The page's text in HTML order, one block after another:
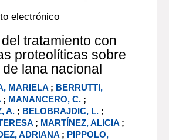
electrónico
tratamiento con
proteolíticas sobre
lana nacional
MARIELA ; BERRUTTI,
; MANANCERO, C. ;
A. ; BELOBRAJDIC, L. ;
; MARTÍNEZ, ALICIA ;
ADRIANA ; PIPPOLO,